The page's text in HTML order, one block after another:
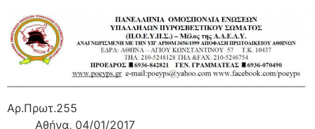
Αρ.Πρωτ.255
Αθήνα, 04/01/2017